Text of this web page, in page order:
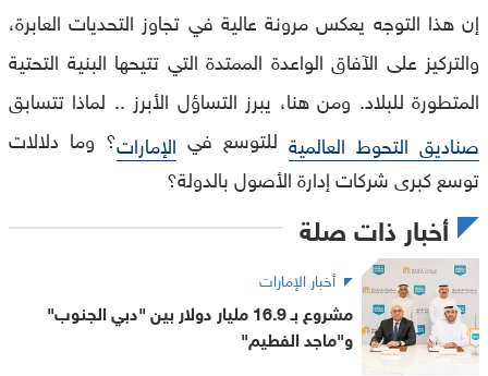
إن هذا التوجه يعكس مرونة عالية في تجاوز التحديات العابرة،
والتركيز على الآفاق الواعدة الممتدة التي تتيحها البنية التحتية
المتطورة للبلاد. ومن هنا، يبرز التساؤل الأبرز .. لماذا تتسابق
صناديق التحوط العالمية للتوسع في الإمارات؟ وما دلالات
توسع كبرى شركات إدارة الأصول بالدولة؟
أخبار ذات صلة
أخبار الإمارات
مشروع بـ 16.9 مليار دولار بين "دبي الجنوب"
و"ماجد الفطيم"